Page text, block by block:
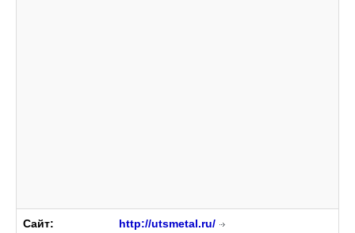
Сайт: http://utsmetal.ru/